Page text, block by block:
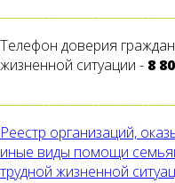
Телефон доверия
жизненной ситуации - 8
Реестр организаций,
иные виды помощи
трудной жизненной